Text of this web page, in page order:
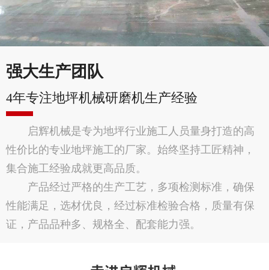
强大生产团队
4年专注地坪机械研磨机生产经验
启辉机械是专为地坪行业施工人员量身打造的高
性价比的专业地坪施工的厂家。始终坚持工匠精神，
集合施工经验成就更高品质。
产品经过严格的生产工艺，多项检测标准，确保
性能满足，选材优良，经过标准检验合格，质量有保
证，产品品种多、规格全、配套能力强。